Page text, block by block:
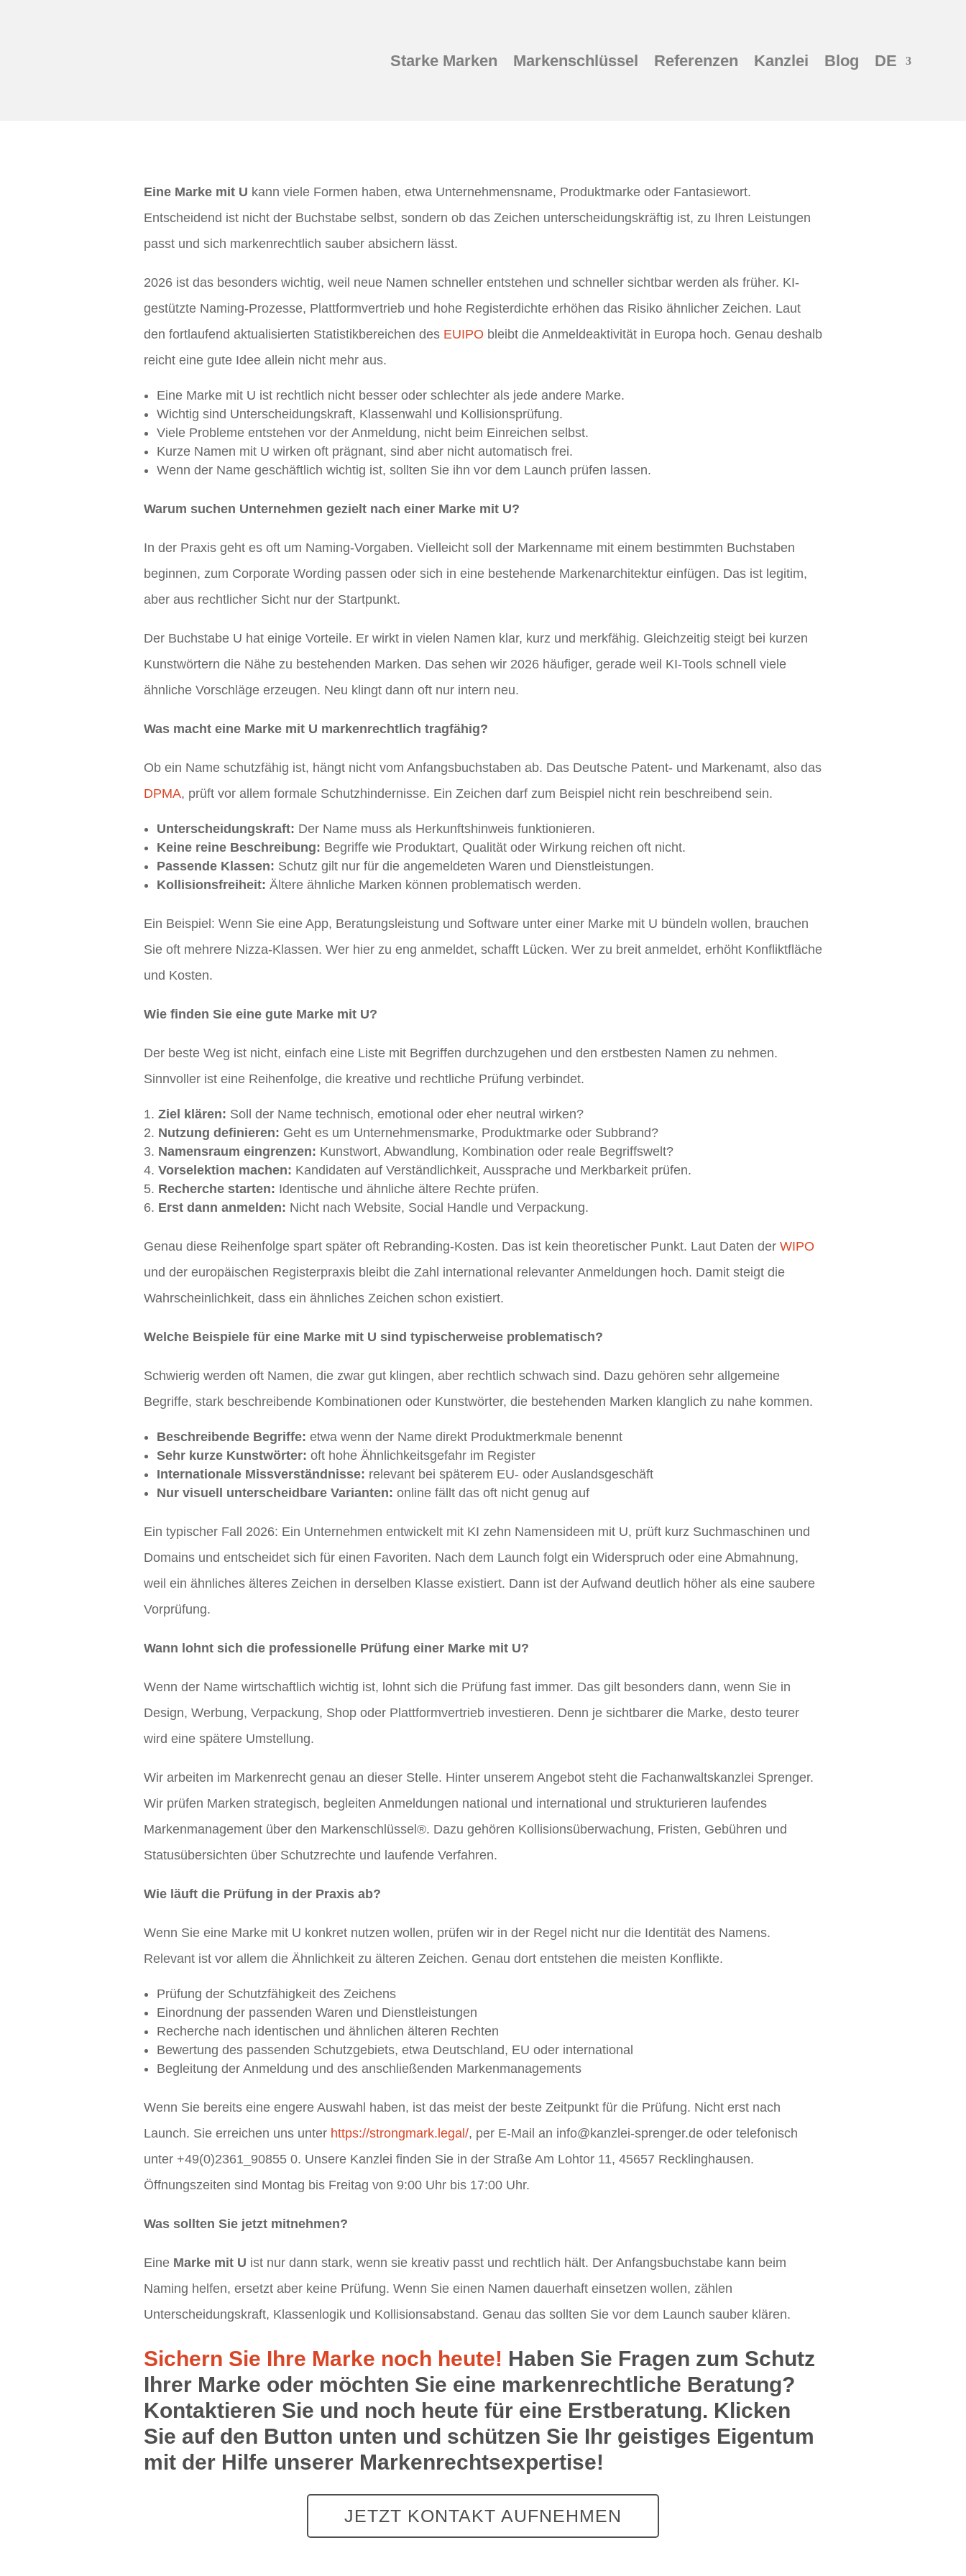
Starke Marken Markenschlüssel Referenzen Kanzlei Blog DE
Eine Marke mit U kann viele Formen haben, etwa Unternehmensname, Produktmarke oder Fantasiewort.
Entscheidend ist nicht der Buchstabe selbst, sondern ob das Zeichen unterscheidungskräftig ist, zu Ihren Leistungen
passt und sich markenrechtlich sauber absichern lässt.
2026 ist das besonders wichtig, weil neue Namen schneller entstehen und schneller sichtbar werden als früher. KI-
gestützte Naming-Prozesse, Plattformvertrieb und hohe Registerdichte erhöhen das Risiko ähnlicher Zeichen. Laut
den fortlaufend aktualisierten Statistikbereichen des EUIPO bleibt die Anmeldeaktivität in Europa hoch. Genau deshalb
reicht eine gute Idee allein nicht mehr aus.
Eine Marke mit U ist rechtlich nicht besser oder schlechter als jede andere Marke.
Wichtig sind Unterscheidungskraft, Klassenwahl und Kollisionsprüfung.
Viele Probleme entstehen vor der Anmeldung, nicht beim Einreichen selbst.
Kurze Namen mit U wirken oft prägnant, sind aber nicht automatisch frei.
Wenn der Name geschäftlich wichtig ist, sollten Sie ihn vor dem Launch prüfen lassen.
Warum suchen Unternehmen gezielt nach einer Marke mit U?
In der Praxis geht es oft um Naming-Vorgaben. Vielleicht soll der Markenname mit einem bestimmten Buchstaben
beginnen, zum Corporate Wording passen oder sich in eine bestehende Markenarchitektur einfügen. Das ist legitim,
aber aus rechtlicher Sicht nur der Startpunkt.
Der Buchstabe U hat einige Vorteile. Er wirkt in vielen Namen klar, kurz und merkfähig. Gleichzeitig steigt bei kurzen
Kunstwörtern die Nähe zu bestehenden Marken. Das sehen wir 2026 häufiger, gerade weil KI-Tools schnell viele
ähnliche Vorschläge erzeugen. Neu klingt dann oft nur intern neu.
Was macht eine Marke mit U markenrechtlich tragfähig?
Ob ein Name schutzfähig ist, hängt nicht vom Anfangsbuchstaben ab. Das Deutsche Patent- und Markenamt, also das
DPMA, prüft vor allem formale Schutzhindernisse. Ein Zeichen darf zum Beispiel nicht rein beschreibend sein.
Unterscheidungskraft: Der Name muss als Herkunftshinweis funktionieren.
Keine reine Beschreibung: Begriffe wie Produktart, Qualität oder Wirkung reichen oft nicht.
Passende Klassen: Schutz gilt nur für die angemeldeten Waren und Dienstleistungen.
Kollisionsfreiheit: Ältere ähnliche Marken können problematisch werden.
Ein Beispiel: Wenn Sie eine App, Beratungsleistung und Software unter einer Marke mit U bündeln wollen, brauchen
Sie oft mehrere Nizza-Klassen. Wer hier zu eng anmeldet, schafft Lücken. Wer zu breit anmeldet, erhöht Konfliktfläche
und Kosten.
Wie finden Sie eine gute Marke mit U?
Der beste Weg ist nicht, einfach eine Liste mit Begriffen durchzugehen und den erstbesten Namen zu nehmen.
Sinnvoller ist eine Reihenfolge, die kreative und rechtliche Prüfung verbindet.
Ziel klären: Soll der Name technisch, emotional oder eher neutral wirken?
Nutzung definieren: Geht es um Unternehmensmarke, Produktmarke oder Subbrand?
Namensraum eingrenzen: Kunstwort, Abwandlung, Kombination oder reale Begriffswelt?
Vorselektion machen: Kandidaten auf Verständlichkeit, Aussprache und Merkbarkeit prüfen.
Recherche starten: Identische und ähnliche ältere Rechte prüfen.
Erst dann anmelden: Nicht nach Website, Social Handle und Verpackung.
Genau diese Reihenfolge spart später oft Rebranding-Kosten. Das ist kein theoretischer Punkt. Laut Daten der WIPO
und der europäischen Registerpraxis bleibt die Zahl international relevanter Anmeldungen hoch. Damit steigt die
Wahrscheinlichkeit, dass ein ähnliches Zeichen schon existiert.
Welche Beispiele für eine Marke mit U sind typischerweise problematisch?
Schwierig werden oft Namen, die zwar gut klingen, aber rechtlich schwach sind. Dazu gehören sehr allgemeine
Begriffe, stark beschreibende Kombinationen oder Kunstwörter, die bestehenden Marken klanglich zu nahe kommen.
Beschreibende Begriffe: etwa wenn der Name direkt Produktmerkmale benennt
Sehr kurze Kunstwörter: oft hohe Ähnlichkeitsgefahr im Register
Internationale Missverständnisse: relevant bei späterem EU- oder Auslandsgeschäft
Nur visuell unterscheidbare Varianten: online fällt das oft nicht genug auf
Ein typischer Fall 2026: Ein Unternehmen entwickelt mit KI zehn Namensideen mit U, prüft kurz Suchmaschinen und
Domains und entscheidet sich für einen Favoriten. Nach dem Launch folgt ein Widerspruch oder eine Abmahnung,
weil ein ähnliches älteres Zeichen in derselben Klasse existiert. Dann ist der Aufwand deutlich höher als eine saubere
Vorprüfung.
Wann lohnt sich die professionelle Prüfung einer Marke mit U?
Wenn der Name wirtschaftlich wichtig ist, lohnt sich die Prüfung fast immer. Das gilt besonders dann, wenn Sie in
Design, Werbung, Verpackung, Shop oder Plattformvertrieb investieren. Denn je sichtbarer die Marke, desto teurer
wird eine spätere Umstellung.
Wir arbeiten im Markenrecht genau an dieser Stelle. Hinter unserem Angebot steht die Fachanwaltskanzlei Sprenger.
Wir prüfen Marken strategisch, begleiten Anmeldungen national und international und strukturieren laufendes
Markenmanagement über den Markenschlüssel®. Dazu gehören Kollisionsüberwachung, Fristen, Gebühren und
Statusübersichten über Schutzrechte und laufende Verfahren.
Wie läuft die Prüfung in der Praxis ab?
Wenn Sie eine Marke mit U konkret nutzen wollen, prüfen wir in der Regel nicht nur die Identität des Namens.
Relevant ist vor allem die Ähnlichkeit zu älteren Zeichen. Genau dort entstehen die meisten Konflikte.
Prüfung der Schutzfähigkeit des Zeichens
Einordnung der passenden Waren und Dienstleistungen
Recherche nach identischen und ähnlichen älteren Rechten
Bewertung des passenden Schutzgebiets, etwa Deutschland, EU oder international
Begleitung der Anmeldung und des anschließenden Markenmanagements
Wenn Sie bereits eine engere Auswahl haben, ist das meist der beste Zeitpunkt für die Prüfung. Nicht erst nach
Launch. Sie erreichen uns unter https://strongmark.legal/, per E-Mail an info@kanzlei-sprenger.de oder telefonisch
unter +49(0)2361_90855 0. Unsere Kanzlei finden Sie in der Straße Am Lohtor 11, 45657 Recklinghausen.
Öffnungszeiten sind Montag bis Freitag von 9:00 Uhr bis 17:00 Uhr.
Was sollten Sie jetzt mitnehmen?
Eine Marke mit U ist nur dann stark, wenn sie kreativ passt und rechtlich hält. Der Anfangsbuchstabe kann beim
Naming helfen, ersetzt aber keine Prüfung. Wenn Sie einen Namen dauerhaft einsetzen wollen, zählen
Unterscheidungskraft, Klassenlogik und Kollisionsabstand. Genau das sollten Sie vor dem Launch sauber klären.
Sichern Sie Ihre Marke noch heute! Haben Sie Fragen zum Schutz
Ihrer Marke oder möchten Sie eine markenrechtliche Beratung?
Kontaktieren Sie und noch heute für eine Erstberatung. Klicken
Sie auf den Button unten und schützen Sie Ihr geistiges Eigentum
mit der Hilfe unserer Markenrechtsexpertise!
JETZT KONTAKT AUFNEHMEN